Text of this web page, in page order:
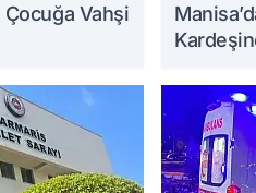
Çocuğa Vahşi